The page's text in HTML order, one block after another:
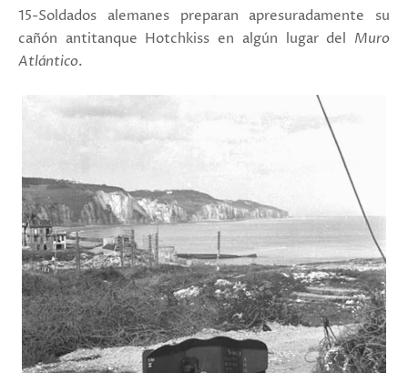
15-Soldados alemanes preparan apresuradamente su
cañón antitanque Hotchkiss en algún lugar del Muro
Atlántico.